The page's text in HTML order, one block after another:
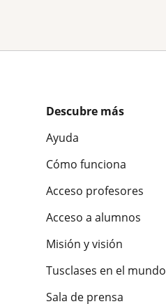
Descubre más
Ayuda
Cómo funciona
Acceso profesores
Acceso a alumnos
Misión y visión
Tusclases en el mundo
Sala de prensa